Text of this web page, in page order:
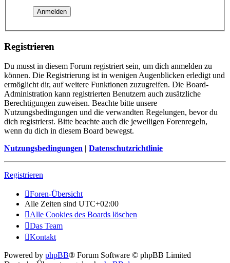
Registrieren
Du musst in diesem Forum registriert sein, um dich anmelden zu
können. Die Registrierung ist in wenigen Augenblicken erledigt und
ermöglicht dir, auf weitere Funktionen zuzugreifen. Die Board-
Administration kann registrierten Benutzern auch zusätzliche
Berechtigungen zuweisen. Beachte bitte unsere
Nutzungsbedingungen und die verwandten Regelungen, bevor du
dich registrierst. Bitte beachte auch die jeweiligen Forenregeln,
wenn du dich in diesem Board bewegst.
Nutzungsbedingungen | Datenschutzrichtlinie
Registrieren
Foren-Übersicht
Alle Zeiten sind UTC+02:00
Alle Cookies des Boards löschen
Das Team
Kontakt
Powered by phpBB® Forum Software © phpBB Limited